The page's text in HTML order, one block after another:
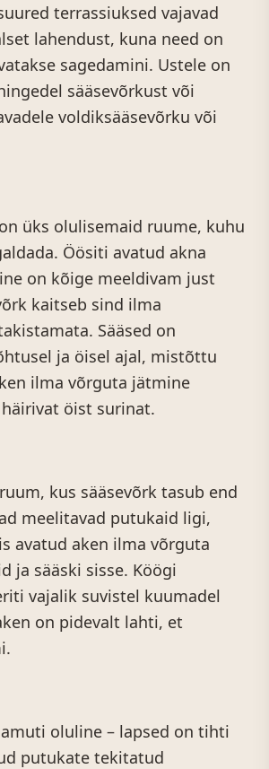
terrassiuksed vajavad
lahendust, kuna need on
sagedamini. Ustele on
sääsevõrkust või
voldiksääsevõrku või
üks olulisemaid ruume, kuhu
Öösiti avatud akna
on kõige meeldivam just
kaitseb sind ilma
Sääsed on
ja öisel ajal, mistõttu
ilma võrguta jätmine
öist surinat.
kus sääsevõrk tasub end
meelitavad putukaid ligi,
avatud aken ilma võrguta
ja sääski sisse. Köögi
vajalik suvistel kuumadel
on pidevalt lahti, et
oluline – lapsed on tihti
putukate tekitatud